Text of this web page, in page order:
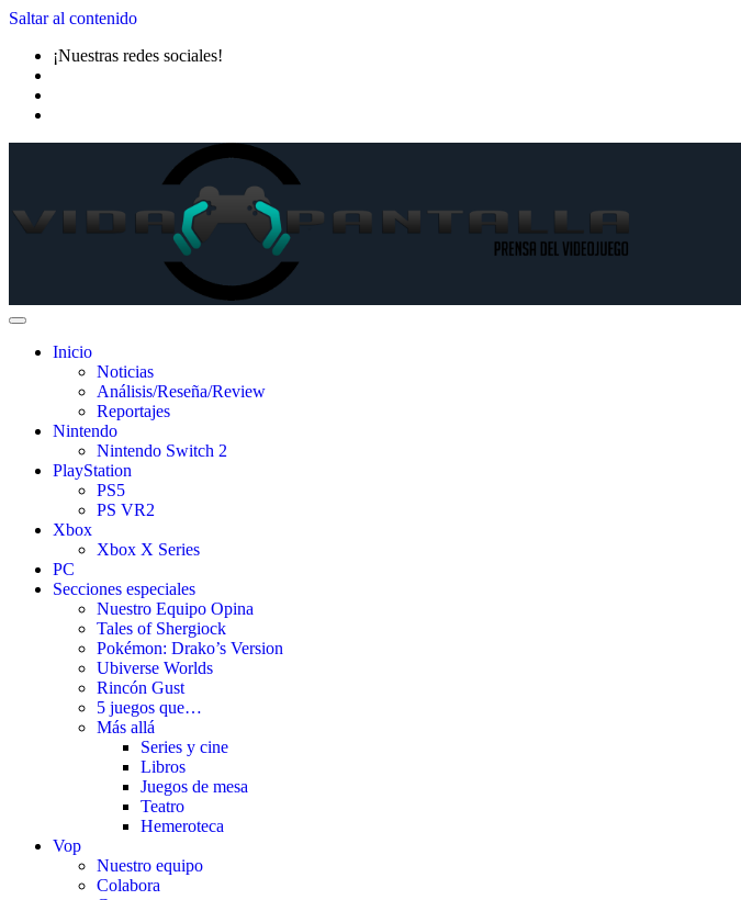
Saltar al contenido
¡Nuestras redes sociales!
Inicio
Noticias
Análisis/Reseña/Review
Reportajes
Nintendo
Nintendo Switch 2
PlayStation
PS5
PS VR2
Xbox
Xbox X Series
PC
Secciones especiales
Nuestro Equipo Opina
Tales of Shergiock
Pokémon: Drako’s Version
Ubiverse Worlds
Rincón Gust
5 juegos que…
Más allá
Series y cine
Libros
Juegos de mesa
Teatro
Hemeroteca
Vop
Nuestro equipo
Colabora